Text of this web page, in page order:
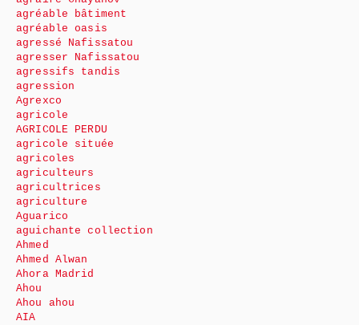
agréable bâtiment
agréable oasis
agressé Nafissatou
agresser Nafissatou
agressifs tandis
agression
Agrexco
agricole
AGRICOLE PERDU
agricole située
agricoles
agriculteurs
agricultrices
agriculture
Aguarico
aguichante collection
Ahmed
Ahmed Alwan
Ahora Madrid
Ahou
Ahou ahou
AIA